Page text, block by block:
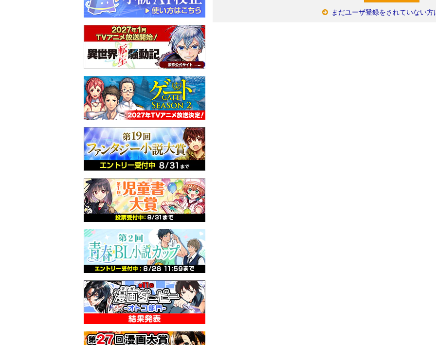
まだユーザ登録をされていない方